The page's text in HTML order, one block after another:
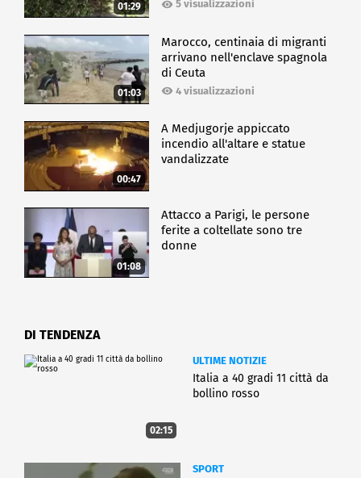
01:29 5 visualizzazioni
01:03
Marocco, centinaia di migranti
arrivano nell'enclave spagnola
di Ceuta
4 visualizzazioni
00:47
A Medjugorje appiccato
incendio all'altare e statue
vandalizzate
01:08
Attacco a Parigi, le persone
ferite a coltellate sono tre
donne
DI TENDENZA
02:15
ULTIME NOTIZIE
Italia a 40 gradi 11 città da
bollino rosso
SPORT